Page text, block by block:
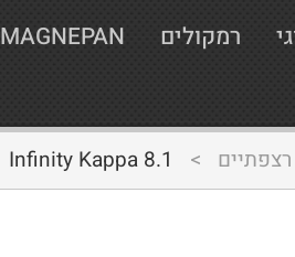
רמקולים MAGNEPAN
>
Infinity Kappa 8.1